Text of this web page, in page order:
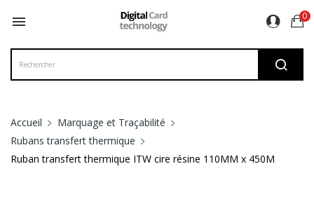
 0
Accueil
Marquage et Traçabilité
Rubans transfert thermique
Ruban transfert thermique ITW cire résine 110MM x 450M